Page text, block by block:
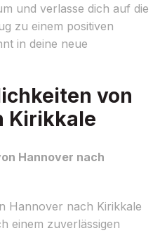
und verlasse dich auf die
zu einem positiven
in deine neue
von
Kirikkale
Hannover nach
Hannover nach Kirikkale
einem zuverlässigen